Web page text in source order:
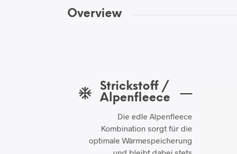
Overview
Strickstoff /
Alpenfleece
Die edle Alpenfleece
Kombination sorgt für die
optimale Wärmespeicherung